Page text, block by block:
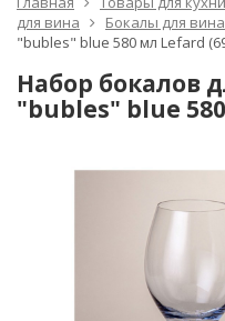
для вина
Бокалы для вина
"bubles" blue 580 мл Lefard
Набор бокалов
"bubles" blue